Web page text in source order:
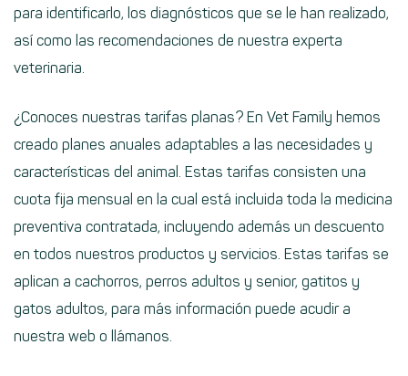
para identificarlo, los diagnósticos que se le han realizado,
así como las recomendaciones de nuestra experta
veterinaria.
¿Conoces nuestras tarifas planas? En Vet Family hemos
creado planes anuales adaptables a las necesidades y
características del animal. Estas tarifas consisten una
cuota fija mensual en la cual está incluida toda la medicina
preventiva contratada, incluyendo además un descuento
en todos nuestros productos y servicios. Estas tarifas se
aplican a cachorros, perros adultos y senior, gatitos y
gatos adultos, para más información puede acudir a
nuestra web o llámanos.